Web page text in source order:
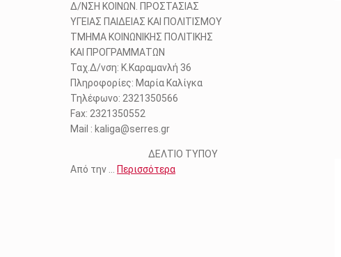
Δ/ΝΣΗ ΚΟΙΝΩΝ. ΠΡΟΣΤΑΣΙΑΣ
ΥΓΕΙΑΣ ΠΑΙΔΕΙΑΣ ΚΑΙ ΠΟΛΙΤΙΣΜΟΥ
ΤΜΗΜΑ ΚΟΙΝΩΝΙΚΗΣ ΠΟΛΙΤΙΚΗΣ
ΚΑΙ ΠΡΟΓΡΑΜΜΑΤΩΝ
Ταχ.Δ/νση: Κ.Καραμανλή 36
Πληροφορίες: Μαρία Καλίγκα
Τηλέφωνο: 2321350566
Fax: 2321350552
Mail : kaliga@serres.gr
ΔΕΛΤΙΟ ΤΥΠΟΥ
Από την … Περισσότερα